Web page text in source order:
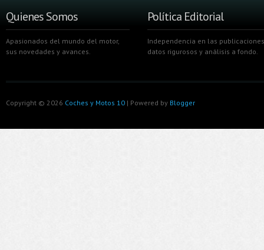
Quienes Somos
Apasionados del mundo del motor,
sus novedades y avances.
Política Editorial
Independencia en las
datos rigurosos y análisis a fondo.
Copyright © 2026 Coches y Motos 10 | Powered by Blogger